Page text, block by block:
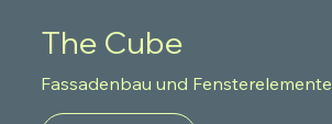
The Cube
Fassadenbau und Fensterelemente